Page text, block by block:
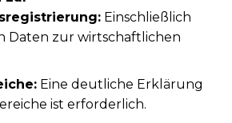
Einschließlich
Daten zur wirtschaftlichen
Eine deutliche Erklärung
ist erforderlich.